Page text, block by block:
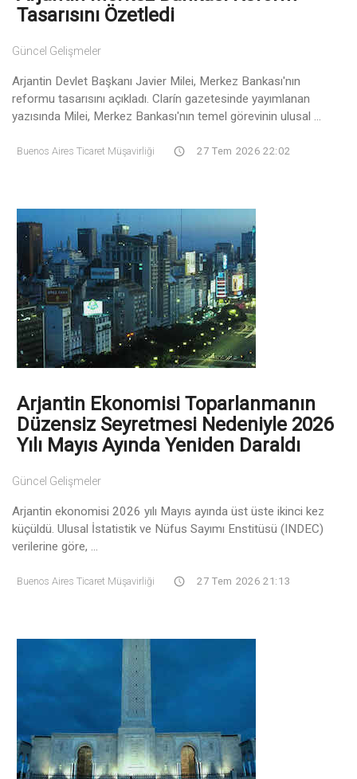
Tasarısını Özetledi
Güncel Gelişmeler
Arjantin Devlet Başkanı Javier Milei, Merkez Bankası'nın
reformu tasarısını açıkladı. Clarín gazetesinde yayımlanan
yazısında Milei, Merkez Bankası'nın temel görevinin ulusal ...
Buenos Aires Ticaret Müşavirliği 27 Tem 2026 22:02
Arjantin Ekonomisi Toparlanmanın
Düzensiz Seyretmesi Nedeniyle 2026
Yılı Mayıs Ayında Yeniden Daraldı
Güncel Gelişmeler
Arjantin ekonomisi 2026 yılı Mayıs ayında üst üste ikinci kez
küçüldü. Ulusal İstatistik ve Nüfus Sayımı Enstitüsü (INDEC)
verilerine göre, ...
Buenos Aires Ticaret Müşavirliği 27 Tem 2026 21:13